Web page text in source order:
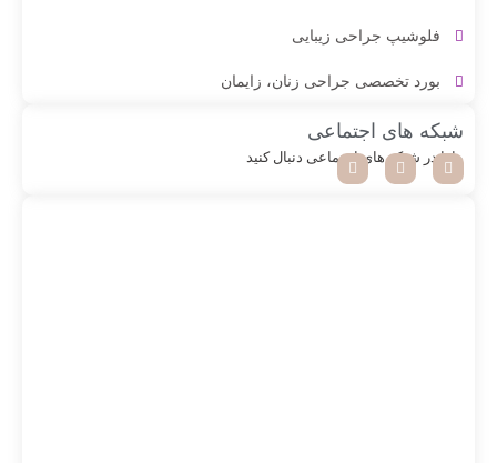
فلوشیپ جراحی زیبایی
بورد تخصصی جراحی زنان، زایمان
شبکه های اجتماعی
مارا در شبکه های اجتماعی دنبال کنید